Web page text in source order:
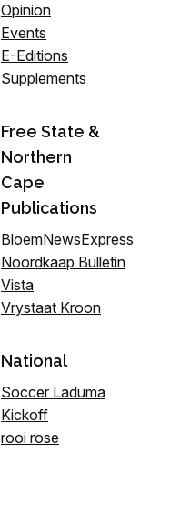
Opinion
Events
E-Editions
Supplements
Free State &
Northern
Cape
Publications
BloemNewsExpress
Noordkaap Bulletin
Vista
Vrystaat Kroon
National
Soccer Laduma
Kickoff
rooi rose